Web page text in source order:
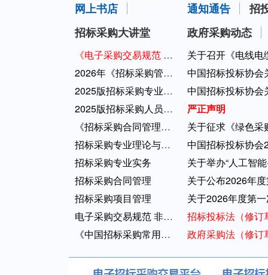
网上书店
招标采购大讲堂
《电子采购交易规范 非招标方式》（GB/...
2026年《招标采购管理》期刊
2025版招标采购专业人员能力评价辅导教...
2025版招标采购人员专业能力评价初级测...
《招标采购合同管理》和《招标采购项目...
招标采购专业理论与法律基础
招标采购专业实务
招标采购合同管理
招标采购项目管理
电子采购交易规范 非招标方式
《中国招标采购常用法规选编（2020）》...
通知通告
招
政府采购动态
关于召开《电线
中国招标投标协会
中国招标投标协会
严正声明
关于征求《绿色
中国招标投标协会
关于举办“人工智
关于公布2026年
关于2026年度第
招标投标法（修订
政府采购法（修订